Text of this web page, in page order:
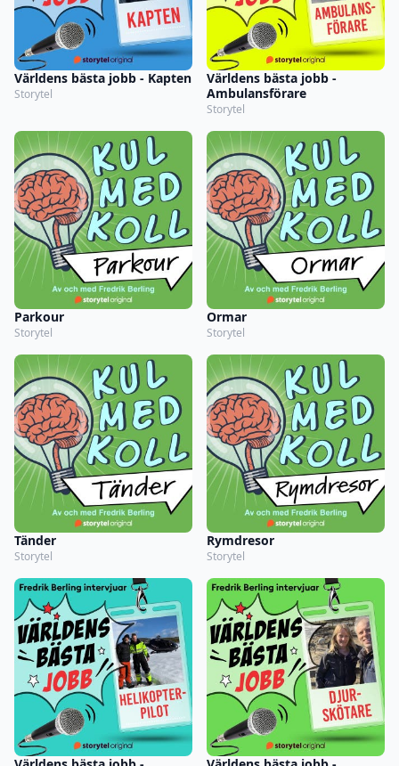
Världens bästa jobb - Kapten
Storytel
Världens bästa jobb -
Ambulansförare
Storytel
Parkour
Storytel
Ormar
Storytel
Tänder
Storytel
Rymdresor
Storytel